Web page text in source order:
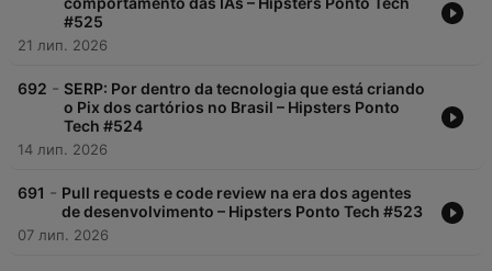
#525
21 лип. 2026
692 - SERP: Por dentro da tecnologia que está criando
o Pix dos cartórios no Brasil – Hipsters Ponto
Tech #524
14 лип. 2026
691 - Pull requests e code review na era dos agentes
de desenvolvimento – Hipsters Ponto Tech #523
07 лип. 2026